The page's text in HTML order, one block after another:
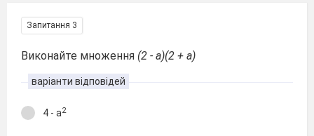
Запитання 3
Виконайте множення (2 - a)(2 + a)
варіанти відповідей
4 - a2